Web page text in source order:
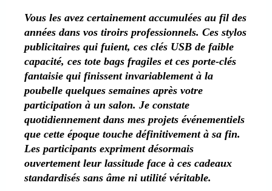
Vous les avez certainement accumulées au fil des
années dans vos tiroirs professionnels. Ces stylos
publicitaires qui fuient, ces clés USB de faible
capacité, ces tote bags fragiles et ces porte-clés
fantaisie qui finissent invariablement à la
poubelle quelques semaines après votre
participation à un salon. Je constate
quotidiennement dans mes projets événementiels
que cette époque touche définitivement à sa fin.
Les participants expriment désormais
ouvertement leur lassitude face à ces cadeaux
standardisés sans âme ni utilité véritable.